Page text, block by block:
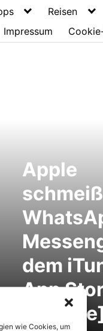
Reisen
Impressum
Apple
dem
App
[Update]
wie Cookies, um